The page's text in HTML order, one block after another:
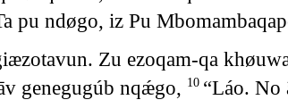
pu ndøgo, iz Pu
Zu ezoqam-qa
genegugúb nqǽgo, 10 “Láo. No